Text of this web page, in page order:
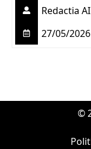
Redactia AI
27/05/
©